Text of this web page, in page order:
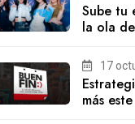
Sube tu
la ola
17
más